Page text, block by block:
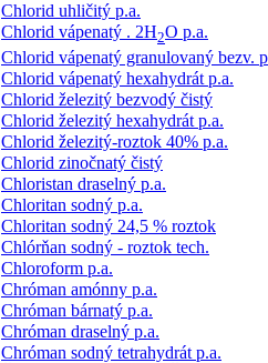
Chlorid uhličitý p.a.
Chlorid vápenatý . 2H2O p.a.
Chlorid vápenatý granulovaný bezv.
Chlorid vápenatý hexahydrát p.a.
Chlorid železitý bezvodý čistý
Chlorid železitý hexahydrát p.a.
Chlorid železitý-roztok 40% p.a.
Chlorid zinočnatý čistý
Chloristan draselný p.a.
Chloritan sodný p.a.
Chloritan sodný 24,5 % roztok
Chlórňan sodný - roztok tech.
Chloroform p.a.
Chróman amónny p.a.
Chróman bárnatý p.a.
Chróman draselný p.a.
Chróman sodný tetrahydrát p.a.